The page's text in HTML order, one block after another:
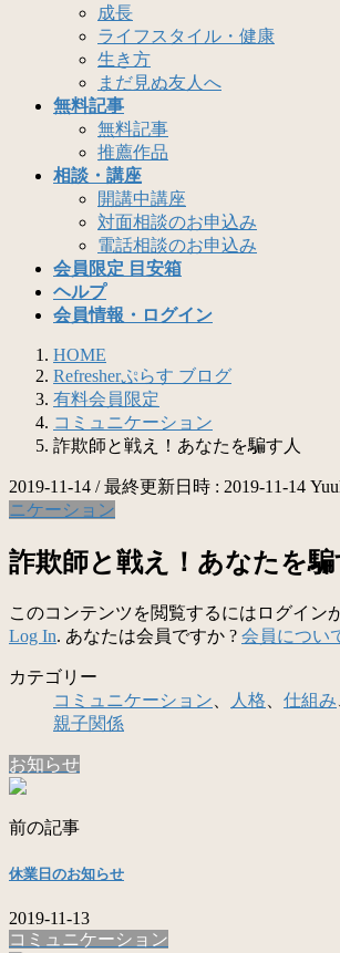
成長
ライフスタイル・健康
生き方
まだ見ぬ友人へ
無料記事
無料記事
推薦作品
相談・講座
開講中講座
対面相談のお申込み
電話相談のお申込み
会員限定 目安箱
ヘルプ
会員情報・ログイン
HOME
Refresherぷらす ブログ
有料会員限定
コミュニケーション
詐欺師と戦え！あなたを騙す人
2019-11-14 / 最終更新日時 : 2019-11-14
ニケーション
詐欺師と戦え！あなたを騙
このコンテンツを閲覧するにはログイン
Log In. あなたは会員ですか ? 会員につい
カテゴリー
コミュニケーション
人格 仕組み
親子関係
お知らせ
前の記事
休業日のお知らせ
2019-11-13
コミュニケーション